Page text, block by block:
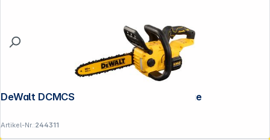
DeWalt DCMCS565N-XJ Akku-Kettensäge
Artikel-Nr.:244311